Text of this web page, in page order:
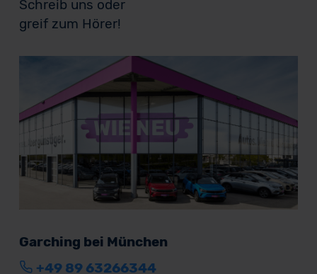
Schreib uns oder
greif zum Hörer!
Garching bei München
+49 89 63266344